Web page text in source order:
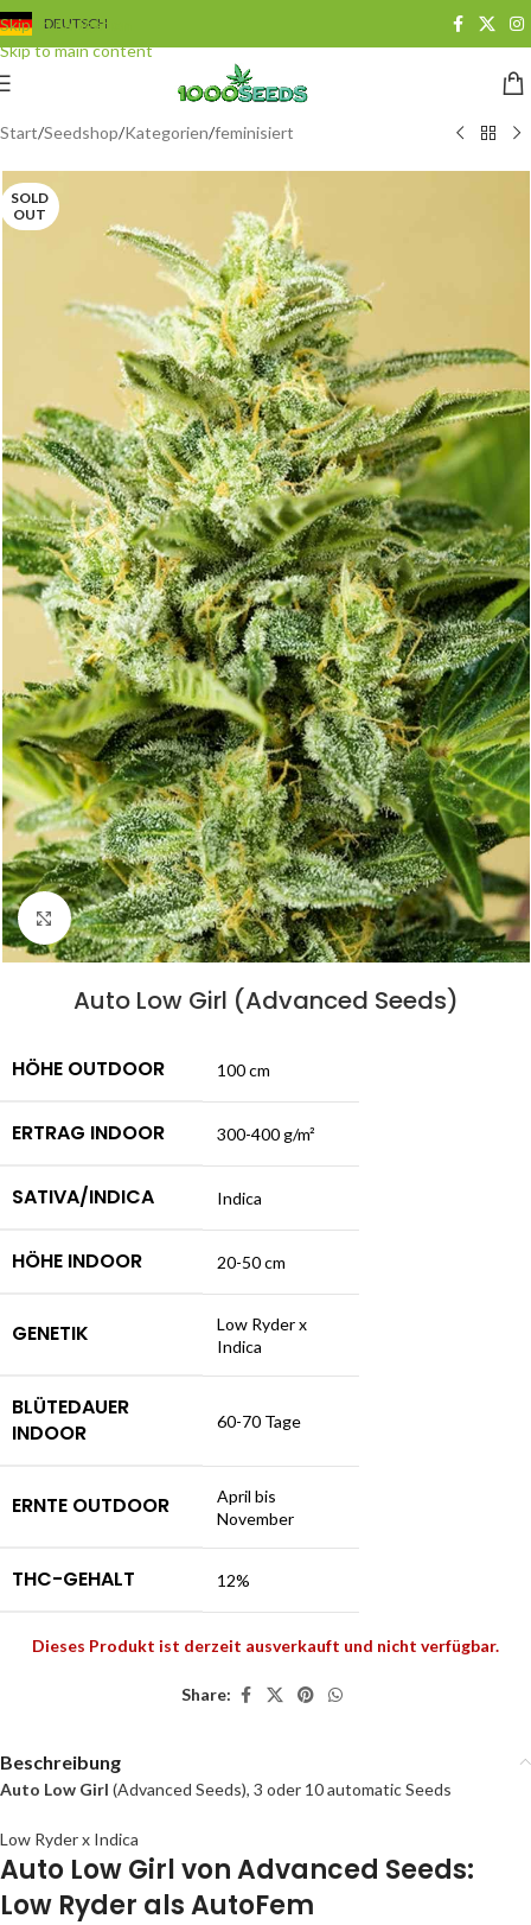
Skip to navigation
Skip to main content
DEUTSCH
Start/Seedshop/Kategorien/feminisiert
SOLD
OUT
Click to enlarge
Auto Low Girl (Advanced Seeds)
HÖHE OUTDOOR 100 cm
ERTRAG INDOOR 300-400 g/m²
SATIVA/INDICA Indica
HÖHE INDOOR 20-50 cm
GENETIK
Low Ryder x
Indica
BLÜTEDAUER
INDOOR
60-70 Tage
ERNTE OUTDOOR
April bis
November
THC-GEHALT 12%
Dieses Produkt ist derzeit ausverkauft und nicht verfügbar.
Share:
Beschreibung
Auto Low Girl (Advanced Seeds), 3 oder 10 automatic Seeds
Low Ryder x Indica
Auto Low Girl von Advanced Seeds:
Low Ryder als AutoFem